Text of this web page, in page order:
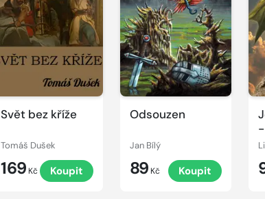
Svět bez kříže
Tomáš Dušek
169 Kč Koupit
Odsouzen
Jan Bílý
89 Kč Koupit